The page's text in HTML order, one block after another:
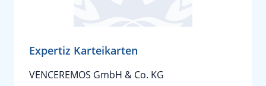
Expertiz Karteikarten
VENCEREMOS GmbH & Co. KG